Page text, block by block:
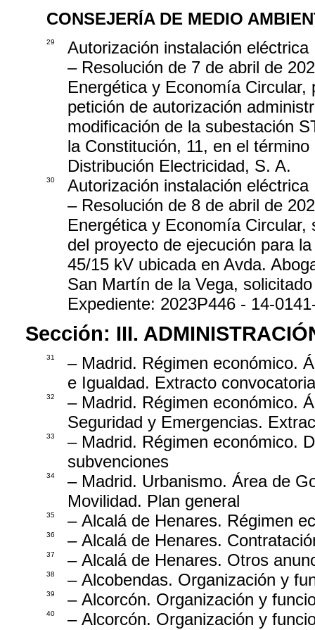
CONSEJERÍA DE MEDIO
29
Autorización instalación eléctrica
– Resolución de 7 de abril de
Energética y Economía
petición de autorización
modificación de la subestación
la Constitución, 11, en el
Distribución Electricidad, S. A.
30
Autorización instalación eléctrica
– Resolución de 8 de abril de
Energética y Economía
del proyecto de ejecución para
45/15 kV ubicada en Avda.
San Martín de la Vega,
Expediente: 2023P446 - 14-
Sección: III.
31
– Madrid. Régimen económico.
e Igualdad. Extracto
32
– Madrid. Régimen económico.
Seguridad y Emergencias.
33
– Madrid. Régimen económico.
subvenciones
34
– Madrid. Urbanismo. Área de
Movilidad. Plan general
35 – Alcalá de Henares. Régimen
36 – Alcalá de Henares.
37 – Alcalá de Henares. Otros
38 – Alcobendas. Organización y
39 – Alcorcón. Organización y
40 – Alcorcón. Organización y